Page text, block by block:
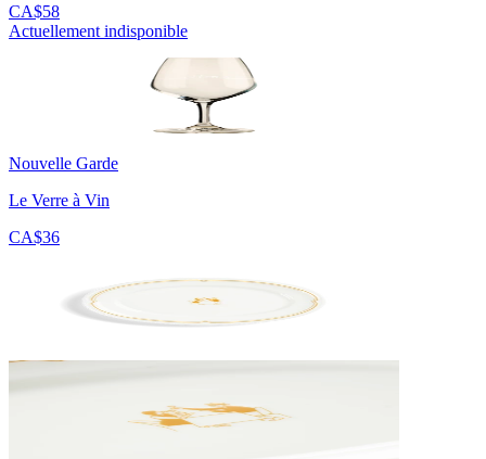
CA$58
Actuellement indisponible
Nouvelle Garde
Le Verre à Vin
CA$36